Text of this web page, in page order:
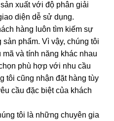
xuất với độ phân giải
diện dễ sử dụng.
hàng luôn tìm kiếm sự
sản phẩm. Vì vậy, chúng tôi
và tính năng khác nhau
phù hợp với nhu cầu
tôi cũng nhận đặt hàng tùy
cầu đặc biệt của khách
tôi là những chuyên gia